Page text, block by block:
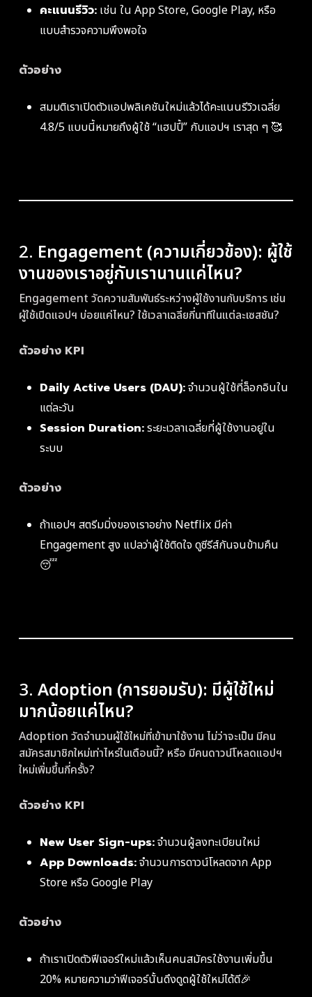
คะแนนรีวิว:เช่น ใน App Store, Google Play, หรือ
แบบสำรวจความพึงพอใจ
ตัวอย่าง
สมมติเราเปิดตัวแอปพลิเคชันใหม่แล้วได้คะแนนรีวิวเฉลี่ย
4.8/5 แบบนี้หมายถึงผู้ใช้ “แฮปปี้” กับแอปฯ เราสุด ๆ 🥰
2. Engagement (ความเกี่ยวข้อง): ผู้ใช้
งานของเราอยู่กับเรานานแค่ไหน?
Engagement วัดความสัมพันธ์ระหว่างผู้ใช้งานกับบริการ เช่น
ผู้ใช้เปิดแอปฯ บ่อยแค่ไหน? ใช้เวลาเฉลี่ยกี่นาทีในแต่ละเซสชัน?
ตัวอย่าง KPI
Daily Active Users (DAU):จำนวนผู้ใช้ที่ล็อกอินใน
แต่ละวัน
Session Duration:ระยะเวลาเฉลี่ยที่ผู้ใช้งานอยู่ใน
ระบบ
ตัวอย่าง
ถ้าแอปฯ สตรีมมิ่งของเราอย่าง Netflix มีค่า
Engagement สูง แปลว่าผู้ใช้ติดใจ ดูซีรีส์กันจนข้ามคืน
😴
3. Adoption (การยอมรับ): มีผู้ใช้ใหม่
มากน้อยแค่ไหน?
Adoption วัดจำนวนผู้ใช้ใหม่ที่เข้ามาใช้งาน ไม่ว่าจะเป็น มีคน
สมัครสมาชิกใหม่เท่าไหร่ในเดือนนี้? หรือ มีคนดาวน์โหลดแอปฯ
ใหม่เพิ่มขึ้นกี่ครั้ง?
ตัวอย่าง KPI
New User Sign-ups:จำนวนผู้ลงทะเบียนใหม่
App Downloads:จำนวนการดาวน์โหลดจาก App
Store หรือ Google Play
ตัวอย่าง
ถ้าเราเปิดตัวฟีเจอร์ใหม่แล้วเห็นคนสมัครใช้งานเพิ่มขึ้น
20% หมายความว่าฟีเจอร์นั้นดึงดูดผู้ใช้ใหม่ได้ดี🎉